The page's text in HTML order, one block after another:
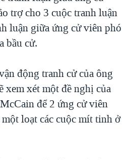
HẠ 'BÊN THẮNG CUỘC'
Ở VIỆT NAM
KIM TẠI VIỆT NAM
PHỦ VIỆT NAM
trợ cho 3 cuộc tranh luận
luận giữa ứng cử viên phó
bầu cử.
động tranh cử của ông
xem xét một đề nghị của
để 2 ứng cử viên
loạt các cuộc mít tinh ở